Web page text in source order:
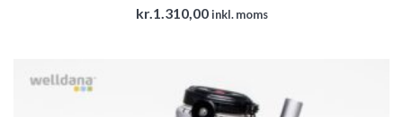
kr.1.310,00 inkl. moms